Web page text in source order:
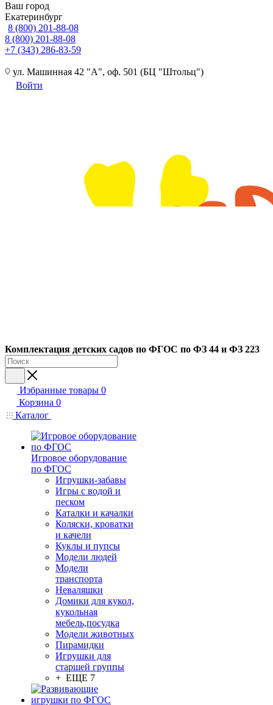
Ваш город
Екатеринбург
8 (800) 201-88-08
8 (800) 201-88-08
+7 (343) 286-83-59
ул. Машинная 42 "А", оф. 501 (БЦ "Штольц")
Войти
Комплектация детских садов по ФГОC по ФЗ 44 и ФЗ 223
Избранные товары 0
Корзина 0
Каталог
Игровое оборудование
по ФГОС
Игрушки-забавы
Игры с водой и
песком
Каталки и качалки
Коляски, кроватки
и качели
Куклы и пупсы
Модели людей
Модели
транспорта
Неваляшки
Домики для кукол,
кукольная
мебель,посудка
Модели животных
Пирамидки
Игрушки для
старшей группы
+ ЕЩЕ 7